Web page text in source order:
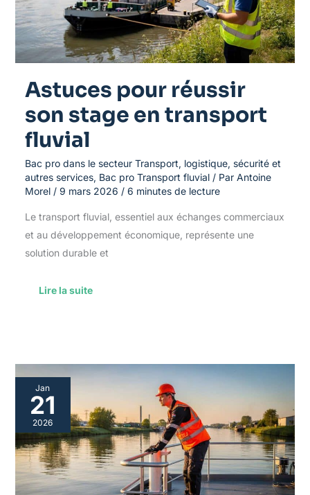
Astuces pour réussir
son stage en transport
fluvial
Bac pro dans le secteur Transport, logistique, sécurité et
autres services, Bac pro Transport fluvial/ Par Antoine
Morel / 9 mars 2026 / 6 minutes de lecture
Le transport fluvial, essentiel aux échanges commerciaux
et au développement économique, représente une
solution durable et
fluvial
Lire la suite
Jan
21
2026
Carrière
dans
le
transport
fluvial
après
un
bac
pro